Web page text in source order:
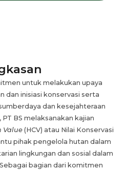
untuk melakukan upaya
dan inisiasi konservasi serta
dan kesejahteraan
BS melaksanakan kajian
Value (HCV) atau Nilai Konservasi
pihak pengelola hutan dalam
lingkungan dan sosial dalam
bagian dari komitmen